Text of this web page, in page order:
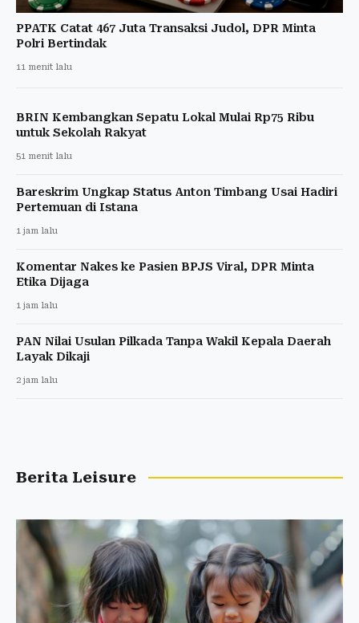
PPATK Catat 467 Juta Transaksi Judol, DPR Minta
Polri Bertindak
11 menit lalu
BRIN Kembangkan Sepatu Lokal Mulai Rp75 Ribu
untuk Sekolah Rakyat
51 menit lalu
Bareskrim Ungkap Status Anton Timbang Usai Hadiri
Pertemuan di Istana
1 jam lalu
Komentar Nakes ke Pasien BPJS Viral, DPR Minta
Etika Dijaga
1 jam lalu
PAN Nilai Usulan Pilkada Tanpa Wakil Kepala Daerah
Layak Dikaji
2 jam lalu
Berita Leisure